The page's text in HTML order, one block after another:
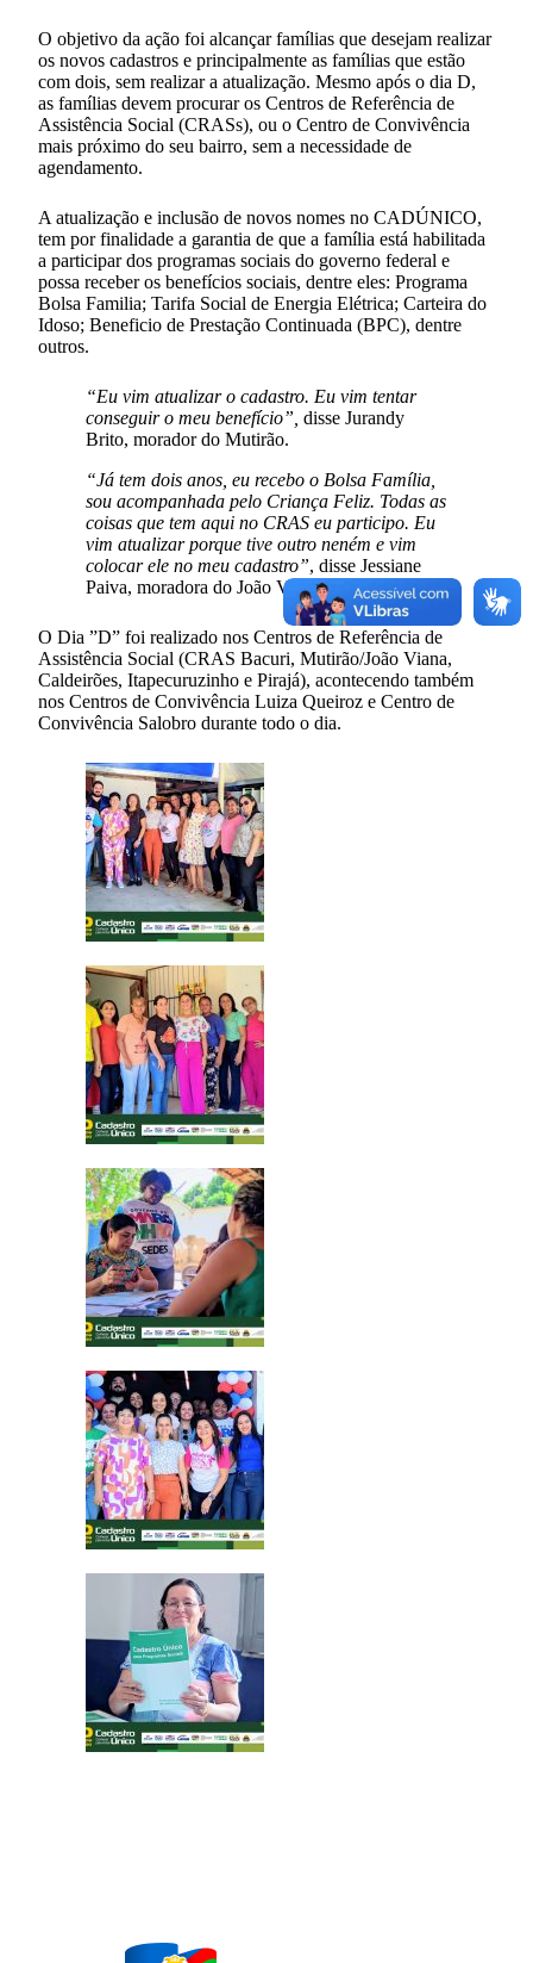
O objetivo da ação foi alcançar famílias que desejam realizar
os novos cadastros e principalmente as famílias que estão
com dois, sem realizar a atualização. Mesmo após o dia D,
as famílias devem procurar os Centros de Referência de
Assistência Social (CRASs), ou o Centro de Convivência
mais próximo do seu bairro, sem a necessidade de
agendamento.
A atualização e inclusão de novos nomes no CADÚNICO,
tem por finalidade a garantia de que a família está habilitada
a participar dos programas sociais do governo federal e
possa receber os benefícios sociais, dentre eles: Programa
Bolsa Familia; Tarifa Social de Energia Elétrica; Carteira do
Idoso; Beneficio de Prestação Continuada (BPC), dentre
outros.
“Eu vim atualizar o cadastro. Eu vim tentar
conseguir o meu benefício”, disse Jurandy
Brito, morador do Mutirão.
“Já tem dois anos, eu recebo o Bolsa Família,
sou acompanhada pelo Criança Feliz. Todas as
coisas que tem aqui no CRAS eu participo. Eu
vim atualizar porque tive outro neném e vim
colocar ele no meu cadastro”, disse Jessiane
Paiva, moradora do João Viana.
O Dia ”D” foi realizado nos Centros de Referência de
Assistência Social (CRAS Bacuri, Mutirão/João Viana,
Caldeirões, Itapecuruzinho e Pirajá), acontecendo também
nos Centros de Convivência Luiza Queiroz e Centro de
Convivência Salobro durante todo o dia.